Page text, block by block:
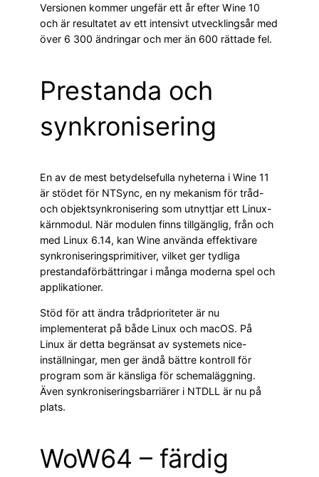
Versionen kommer ungefär ett år efter Wine 10
och är resultatet av ett intensivt utvecklingsår med
över 6 300 ändringar och mer än 600 rättade fel.
Prestanda och
synkronisering
En av de mest betydelsefulla nyheterna i Wine 11
är stödet för NTSync, en ny mekanism för tråd-
och objektsynkronisering som utnyttjar ett Linux-
kärnmodul. När modulen finns tillgänglig, från och
med Linux 6.14, kan Wine använda effektivare
synkroniseringsprimitiver, vilket ger tydliga
prestandaförbättringar i många moderna spel och
applikationer.
Stöd för att ändra trådprioriteter är nu
implementerat på både Linux och macOS. På
Linux är detta begränsat av systemets nice-
inställningar, men ger ändå bättre kontroll för
program som är känsliga för schemaläggning.
Även synkroniseringsbarriärer i NTDLL är nu på
plats.
WoW64 – färdig